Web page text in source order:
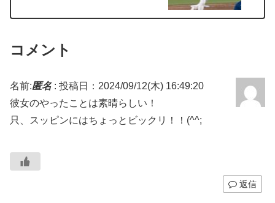
コメント
名前:匿名: 投稿日：2024/09/12(木) 16:49:20
彼女のやったことは素晴らしい！
只、スッピンにはちょっとビックリ！！(^^;
返信